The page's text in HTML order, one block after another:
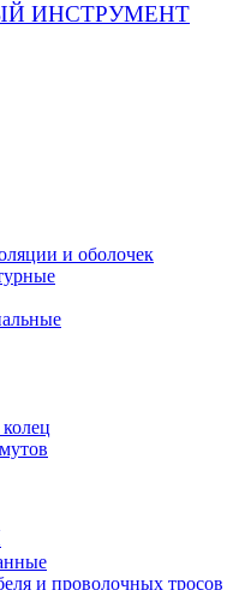
ИНСТРУМЕНТ
и оболочек
и проволочных тросов